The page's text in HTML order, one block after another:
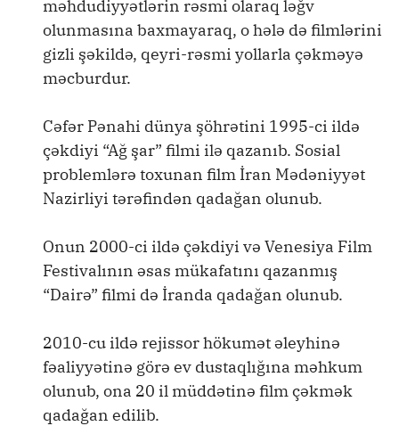
məhdudiyyətlərin rəsmi olaraq ləğv
olunmasına baxmayaraq, o hələ də filmlərini
gizli şəkildə, qeyri-rəsmi yollarla çəkməyə
məcburdur.
Cəfər Pənahi dünya şöhrətini 1995-ci ildə
çəkdiyi “Ağ şar” filmi ilə qazanıb. Sosial
problemlərə toxunan film İran Mədəniyyət
Nazirliyi tərəfindən qadağan olunub.
Onun 2000-ci ildə çəkdiyi və Venesiya Film
Festivalının əsas mükafatını qazanmış
“Dairə” filmi də İranda qadağan olunub.
2010-cu ildə rejissor hökumət əleyhinə
fəaliyyətinə görə ev dustaqlığına məhkum
olunub, ona 20 il müddətinə film çəkmək
qadağan edilib.